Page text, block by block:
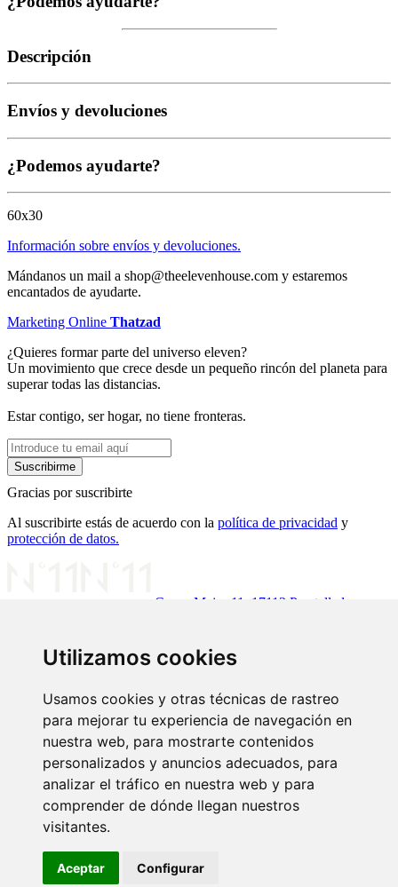
Utilizamos cookies
Usamos cookies y otras técnicas de rastreo
para mejorar tu experiencia de navegación en
nuestra web, para mostrarte contenidos
personalizados y anuncios adecuados, para
analizar el tráfico en nuestra web y para
comprender de dónde llegan nuestros
visitantes.
Aceptar Configurar
Descripción
Envíos y devoluciones
¿Podemos ayudarte?
60x30
Información sobre envíos y devoluciones.
Mándanos un mail a shop@theelevenhouse.com y estaremos
encantados de ayudarte.
Marketing Online Thatzad
¿Quieres formar parte del universo eleven?
Un movimiento que crece desde un pequeño rincón del planeta para
superar todas las distancias.
Estar contigo, ser hogar, no tiene fronteras.
Gracias por suscribirte
Al suscribirte estás de acuerdo con la política de privacidad y
protección de datos.
Carrer Major 11, 17113 Peratallada,
Conoce la casa Nosotros Localizaciones Arte Experiencias
TIENDA ONLINE
Decoración
Cerámica Libros Obras de Arte
INFORMACIÓN ÚTIL
Envíos y devoluciones
TEXTOS LEGALES